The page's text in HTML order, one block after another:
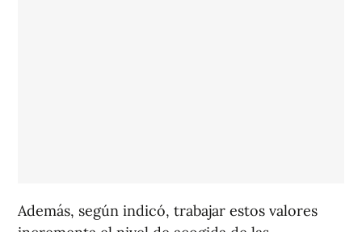
Además, según indicó, trabajar estos valores